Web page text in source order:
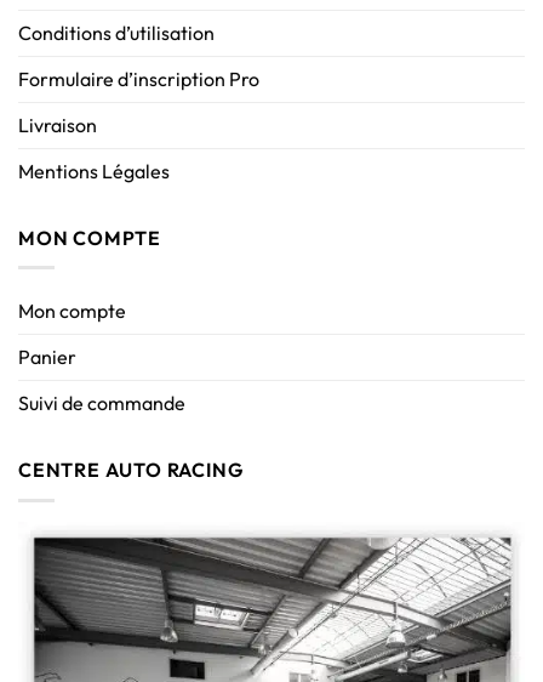
Conditions d’utilisation
Formulaire d’inscription Pro
Livraison
Mentions Légales
MON COMPTE
Mon compte
Panier
Suivi de commande
CENTRE AUTO RACING